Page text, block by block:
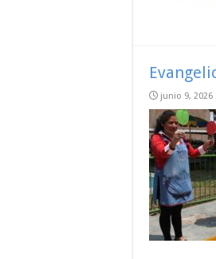
junio 9, 2026